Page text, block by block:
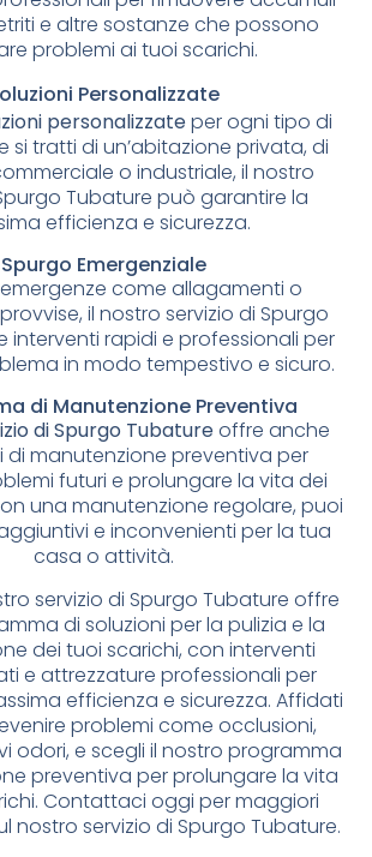
e altre sostanze che possono
problemi ai tuoi scarichi.
Personalizzate
personalizzateper ogni tipo di
si tratti di un’abitazione privata, di
o industriale, il nostro
Tubature può garantire la
efficienza e sicurezza.
Spurgo Emergenziale
come allagamenti o
il nostro servizio di Spurgo
interventi rapidi e professionali per
in modo tempestivo e sicuro.
di Manutenzione Preventiva
di Spurgo Tubatureoffre anche
di manutenzione preventiva per
futuri e prolungare la vita dei
una manutenzione regolare, puoi
e inconvenienti per la tua
casa o attività.
servizio di Spurgo Tubature offre
di soluzioni per la pulizia e la
dei tuoi scarichi, con interventi
e attrezzature professionali per
efficienza e sicurezza. Affidati
problemi come occlusioni,
odori, e scegli il nostro programma
preventiva per prolungare la vita
Contattaci oggi per maggiori
nostro servizio di Spurgo Tubature.